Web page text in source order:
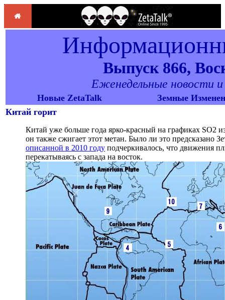
Выпуск 866,
Еженедельные новости и
Новые ZetaTalk
Земные
Китай горит
Китай уже больше года ярко-красный на графиках SO2
он также сжигает этот метан. Было ли это предсказано
описанной в 2010 году подчеркивалось, что движения
перекатываясь с запада на восток.